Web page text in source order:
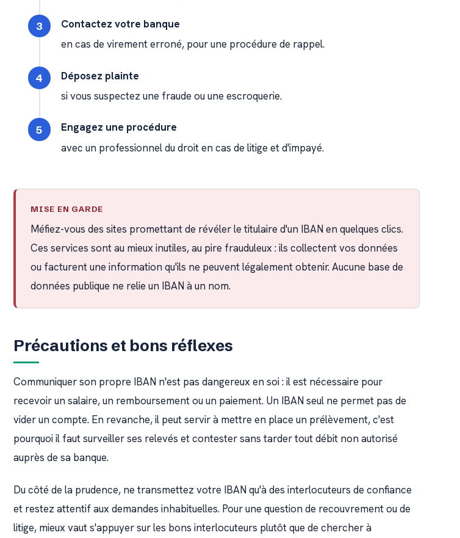
Contactez votre banque
en cas de virement erroné, pour une procédure de rappel.
Déposez plainte
si vous suspectez une fraude ou une escroquerie.
Engagez une procédure
avec un professionnel du droit en cas de litige et d'impayé.
MISE EN GARDE
Méfiez-vous des sites promettant de révéler le titulaire d'un IBAN en quelques clics.
Ces services sont au mieux inutiles, au pire frauduleux : ils collectent vos données
ou facturent une information qu'ils ne peuvent légalement obtenir. Aucune base de
données publique ne relie un IBAN à un nom.
Précautions et bons réflexes
Communiquer son propre IBAN n'est pas dangereux en soi : il est nécessaire pour
recevoir un salaire, un remboursement ou un paiement. Un IBAN seul ne permet pas de
vider un compte. En revanche, il peut servir à mettre en place un prélèvement, c'est
pourquoi il faut surveiller ses relevés et contester sans tarder tout débit non autorisé
auprès de sa banque.
Du côté de la prudence, ne transmettez votre IBAN qu'à des interlocuteurs de confiance
et restez attentif aux demandes inhabituelles. Pour une question de recouvrement ou de
litige, mieux vaut s'appuyer sur les bons interlocuteurs plutôt que de chercher à